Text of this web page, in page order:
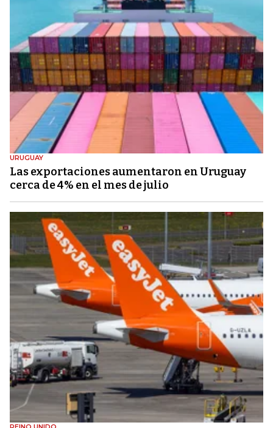
URUGUAY
Las exportaciones aumentaron en Uruguay
cerca de 4% en el mes de julio